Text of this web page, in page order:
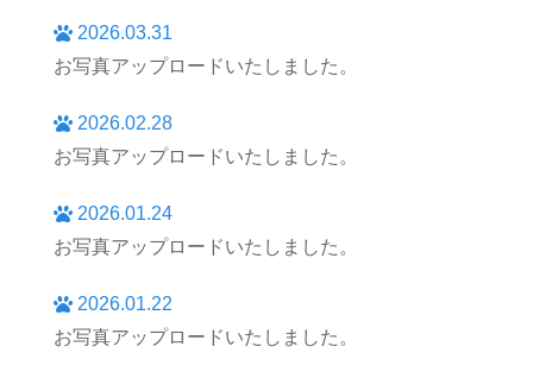
2026.03.31
お写真アップロードいたしました。
2026.02.28
お写真アップロードいたしました。
2026.01.24
お写真アップロードいたしました。
2026.01.22
お写真アップロードいたしました。